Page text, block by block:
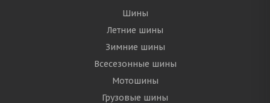
Шины
Летние шины
Зимние шины
Всесезонные шины
Мотошины
Грузовые шины